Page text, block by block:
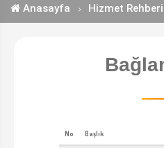
Anasayfa Hizmet Rehberi
No Başlık